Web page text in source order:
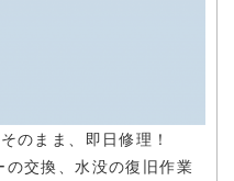
のまま、即日修理！
の交換、水没の復旧作業